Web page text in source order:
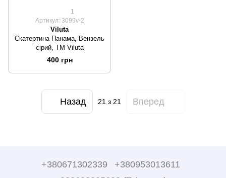
1
Артикул: 3099v-2
Viluta
Скатертина Панама, Вензель
сірий, ТМ Viluta
400 грн
Назад 21з 21 Вперед
+380671302339
+380953013611